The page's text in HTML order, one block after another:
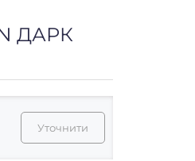
ДАРК
Уточнити